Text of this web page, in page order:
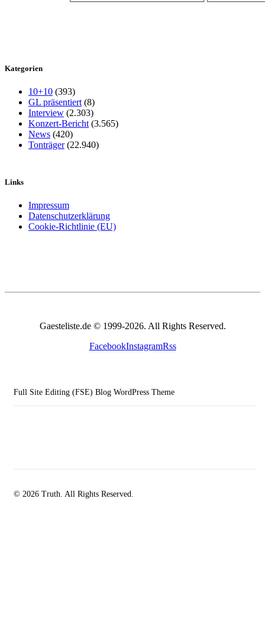
Kategorien
10+10 (393)
GL präsentiert (8)
Interview (2.303)
Konzert-Bericht (3.565)
News (420)
Tonträger(22.940)
Links
Impressum
Datenschutzerklärung
Cookie-Richtlinie (EU)
Gaesteliste.de © 1999-2026. All Rights Reserved.
FacebookInstagramRss
Full Site Editing (FSE) Blog WordPress Theme
© 2026 Truth. All Rights Reserved.